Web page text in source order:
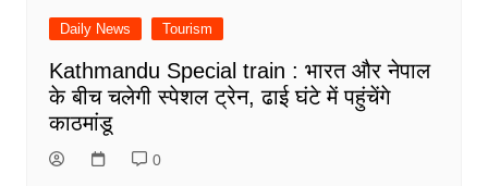
Daily News Tourism
Kathmandu Special train : भारत और नेपाल
के बीच चलेगी स्पेशल ट्रेन, ढाई घंटे में पहुंचेंगे
काठमांडू
0